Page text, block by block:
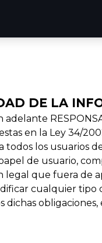
DE LA
adelante
en la Ley 34/
todos los
de usuario,
legal que fuera de
cualquier